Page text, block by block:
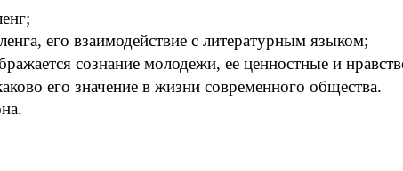
его взаимодействие с литературным языком;
сознание молодежи, ее ценностные и
его значение в жизни современного общества.